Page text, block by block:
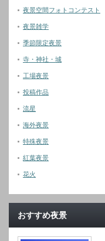
夜景空間フォトコンテスト
夜景雑学
季節限定夜景
寺・神社・城
工場夜景
投稿作品
流星
海外夜景
特殊夜景
紅葉夜景
花火
おすすめ夜景